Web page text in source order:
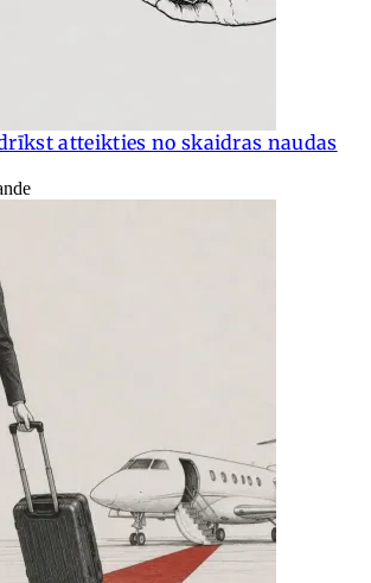
atteikties no skaidras naudas